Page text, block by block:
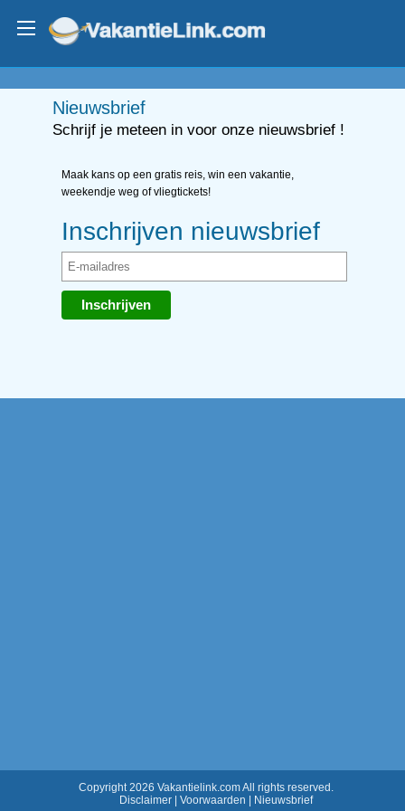
Nieuwsbrief
Schrijf je meteen in voor onze nieuwsbrief !
Maak kans op een gratis reis, win een vakantie,
weekendje weg of vliegtickets!
Inschrijven nieuwsbrief
Copyright 2026 Vakantielink.com All rights reserved.
Disclaimer| Voorwaarden Nieuwsbrief